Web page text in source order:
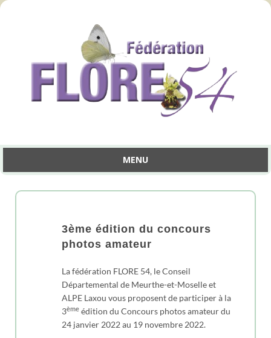
MENU
Aller
3ème édition du concours
photos amateur
La fédération FLORE 54, le Conseil
Départemental de Meurthe-et-Moselle et
ALPE Laxou vous proposent de participer à la
3ème édition du Concours photos amateur du
24 janvier 2022 au 19 novembre 2022.